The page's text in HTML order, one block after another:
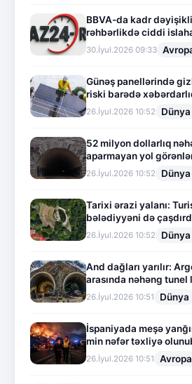
BBVA-da kadr
rəhbərlikdə ciddi
30.İyul.2026 09:33
Günəş panellərində
riski barədə
26.İyul.2026 10:52 Dünya
52 milyon dollarlıq
aparmayan yol
26.İyul.2026 10:52 Dünya
Tarixi ərazi yalanı:
bələdiyyəni də
26.İyul.2026 10:52 Dünya
And dağları yarılır:
arasında nəhəng tunel
26.İyul.2026 10:51 Dünya
İspaniyada meşə
min nəfər təxliyə
26.İyul.2026 10:51 Avropa